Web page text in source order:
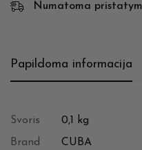
Numatoma
Papildoma informacija
Svoris
0,1 kg
Brand
CUBA